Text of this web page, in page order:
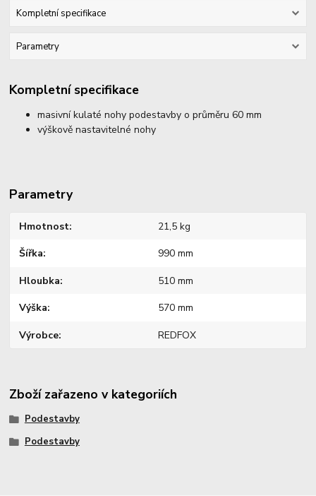
Kompletní specifikace
Parametry
Kompletní specifikace
masivní kulaté nohy podestavby o průměru 60 mm
výškově nastavitelné nohy
Parametry
Hmotnost 21,5 kg
Šířka 990 mm
Hloubka 510 mm
Výška 570 mm
Výrobce REDFOX
Zboží zařazeno v kategoriích
Podestavby
Podestavby